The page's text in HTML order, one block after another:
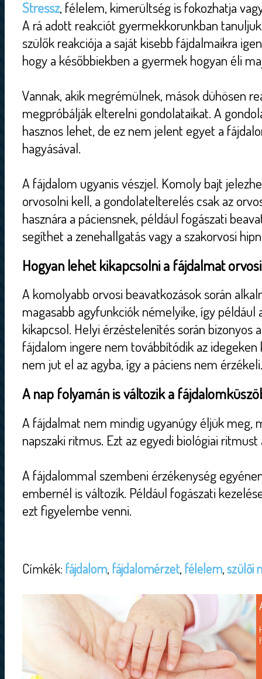
Stressz, félelem, kimerültség is fokozhatja
A rá adott reakciót gyermekkorunkban
szülők reakciója a saját kisebb fájdalmaikra
hogy a későbbiekben a gyermek hogyan éli
Vannak, akik megrémülnek, mások dühösen
megpróbálják elterelni gondolataikat. A
hasznos lehet, de ez nem jelent egyet a
hagyásával.
A fájdalom ugyanis vészjel. Komoly bajt
orvosolni kell, a gondolatelterelés csak az
hasznára a páciensnek, például fogászati
segíthet a zenehallgatás vagy a szakorvosi
Hogyan lehet kikapcsolni a fájdalmat
A komolyabb orvosi beavatkozások során
magasabb agyfunkciók némelyike, így például
kikapcsol. Helyi érzéstelenítés során bizonyos
fájdalom ingere nem továbbítódik az
nem jut el az agyba, így a páciens nem érzékeli.
A nap folyamán is változik a
A fájdalmat nem mindig ugyanúgy éljük meg,
napszaki ritmus. Ezt az egyedi biológiai
A fájdalommal szembeni érzékenység
embernél is változik. Például fogászati
ezt figyelembe venni.
Címkék: fájdalom, fájdalomérzet, félelem,szülői